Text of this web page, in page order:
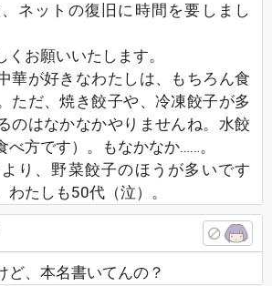
ネットの復旧に時間を要しまし
くお願いいたします。
華が好きなわたしは、もちろん食
ただ、焼き餃子や、冷凍餃子が多
のはなかなかやりませんね。水餃
べ方です）。もなかなか……。
り、野菜餃子のほうが多いです
わたしも50代（泣）。
ど、本名書いてんの？